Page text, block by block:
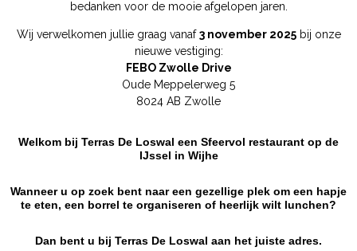
bedanken voor de mooie afgelopen jaren.
Wij verwelkomen jullie graag vanaf3 november 2025bij onze
nieuwe vestiging:
FEBO Zwolle Drive
Oude Meppelerweg 5
8024 AB Zwolle
Welkom bij Terras De Loswal een Sfeervol restaurant op de
IJssel in Wijhe
Wanneer u op zoek bent naar een gezellige plek om een hapje
te eten, een borrel te organiseren of heerlijk wilt lunchen?
Dan bent u bij Terras De Loswal aan het juiste adres.